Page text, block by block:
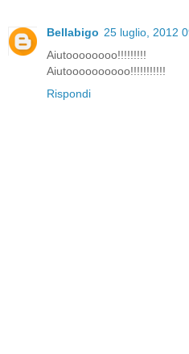
Bellabigo 25 luglio, 2012
Aiutoooooooooo!!!!!!!!!!!
Rispondi